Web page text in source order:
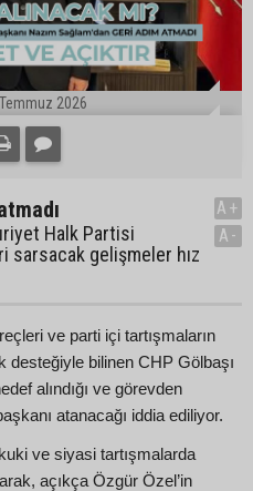
2026
Halk Partisi
sarsacak gelişmeler hız
A+
A-
ve parti içi tartışmaların
desteğiyle bilinen CHP Gölbaşı
alındığı ve görevden
atanacağı iddia ediliyor.
ve siyasi tartışmalarda
açıkça Özgür Özel’in